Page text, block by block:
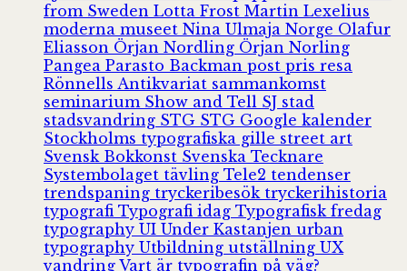
from Sweden Lotta Frost Martin Lexelius
moderna museet Nina Ulmaja Norge Olafur
Eliasson Örjan Nordling Örjan Norling
Pangea Parasto Backman post pris resa
Rönnells Antikvariat sammankomst
seminarium Show and Tell SJ stad
stadsvandring STG STG Google kalender
Stockholms typografiska gille street art
Svensk Bokkonst Svenska Tecknare
Systembolaget tävling Tele2 tendenser
trendspaning tryckeribesök tryckerihistoria
typografi Typografi idag Typografisk fredag
typography UI Under Kastanjen urban
typography Utbildning utställning UX
vandring Vart är typografin på väg?